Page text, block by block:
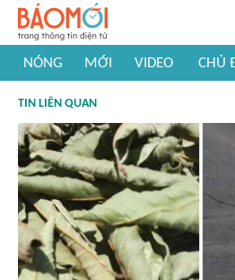
NÓNG MỚI VIDEO CHỦ
#Khám phá thế giới
TIN LIÊN QUAN